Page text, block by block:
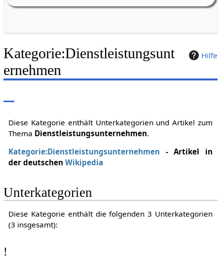
Hilfe
Kategorie:Dienstleistungsunt
ernehmen
Diese Kategorie enthält Unterkategorien und Artikel zum
Thema Dienstleistungsunternehmen.
Kategorie:Dienstleistungsunternehmen - Artikel in
der deutschen Wikipedia
Unterkategorien
Diese Kategorie enthält die folgenden 3 Unterkategorien
(3 insgesamt):
!